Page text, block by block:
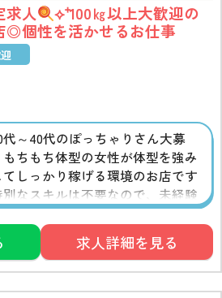
求人
⟡⁺100㎏以上大歓迎の
◎個性を活かせるお仕事
代～40代のぽっちゃりさん大募
ちもち体型の女性が体型を強み
てしっかり稼げる環境のお店です
なスキルは不要なので、未経験
からのご応募も大歓迎♪経験者の
優遇します。当日すぐにお給料が
る体験入店も歓迎しているので、
と稼げるか不安な方も、まずは
験してみてください
求人詳細を見る